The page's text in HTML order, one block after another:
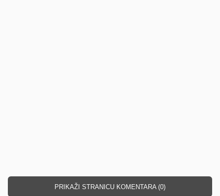
PRIKAŽI STRANICU KOMENTARA (0)